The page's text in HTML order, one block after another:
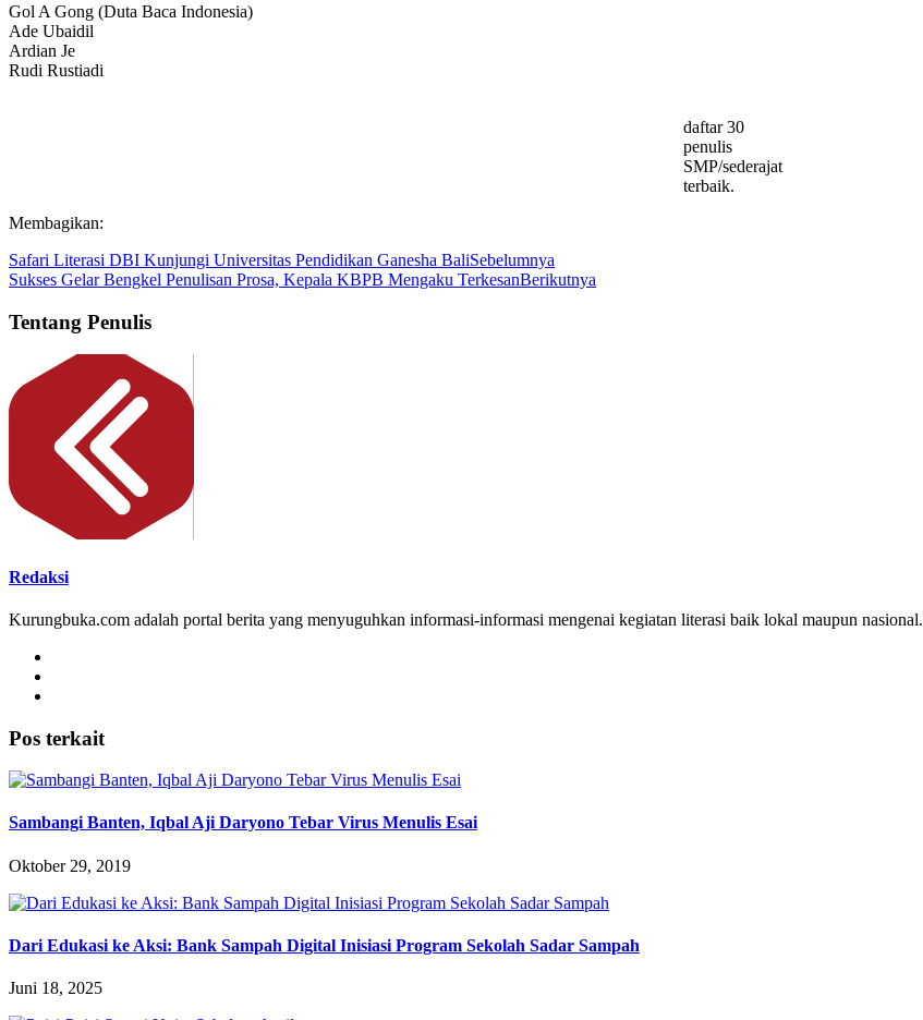
Gol A Gong (Duta Baca Indonesia)
Ade Ubaidil
Ardian Je
Rudi Rustiadi
daftar 30
penulis
SMP/sederajat
terbaik.
Membagikan:
Safari Literasi DBI Kunjungi Universitas Pendidikan Ganesha BaliSebelumnya
Sukses Gelar Bengkel Penulisan Prosa, Kepala KBPB Mengaku TerkesanBerikutnya
Tentang Penulis
Redaksi
Kurungbuka.com adalah portal berita yang menyuguhkan informasi-informasi mengenai kegiatan literasi baik lokal maupun nasional.
Pos terkait
Sambangi Banten, Iqbal Aji Daryono Tebar Virus Menulis Esai
Oktober 29, 2019
Dari Edukasi ke Aksi: Bank Sampah Digital Inisiasi Program Sekolah Sadar Sampah
Juni 18, 2025